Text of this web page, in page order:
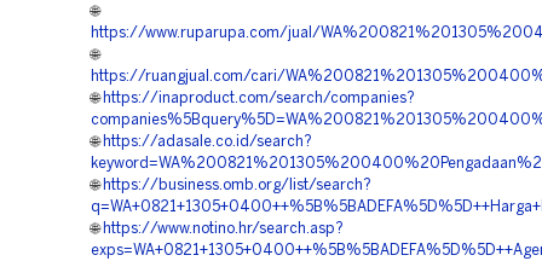
🌐
https://www.ruparupa.com/jual/
🌐
https://ruangjual.com/cari/
🌐 https://inaproduct.com/search/companies?
🌐 https://adasale.co.id/search?
🌐 https://business.omb.org/list/search?
🌐 https://www.notino.hr/search.asp?